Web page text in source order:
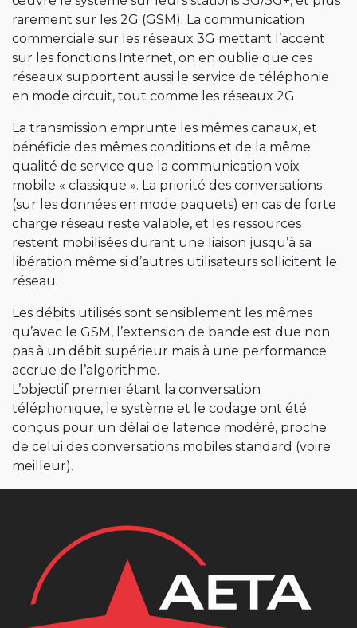
rarement sur les 2G (GSM). La communication
commerciale sur les réseaux 3G mettant l’accent
sur les fonctions Internet, on en oublie que ces
réseaux supportent aussi le service de téléphonie
en mode circuit, tout comme les réseaux 2G.
La transmission emprunte les mêmes canaux, et
bénéficie des mêmes conditions et de la même
qualité de service que la communication voix
mobile « classique ». La priorité des conversations
(sur les données en mode paquets) en cas de forte
charge réseau reste valable, et les ressources
restent mobilisées durant une liaison jusqu’à sa
libération même si d’autres utilisateurs sollicitent le
réseau.
Les débits utilisés sont sensiblement les mêmes
qu’avec le GSM, l’extension de bande est due non
pas à un débit supérieur mais à une performance
accrue de l’algorithme.
L’objectif premier étant la conversation
téléphonique, le système et le codage ont été
conçus pour un délai de latence modéré, proche
de celui des conversations mobiles standard (voire
meilleur).